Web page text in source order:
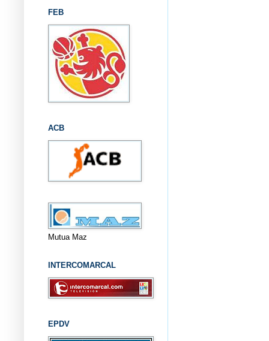
FEB
ACB
Mutua Maz
INTERCOMARCAL
EPDV